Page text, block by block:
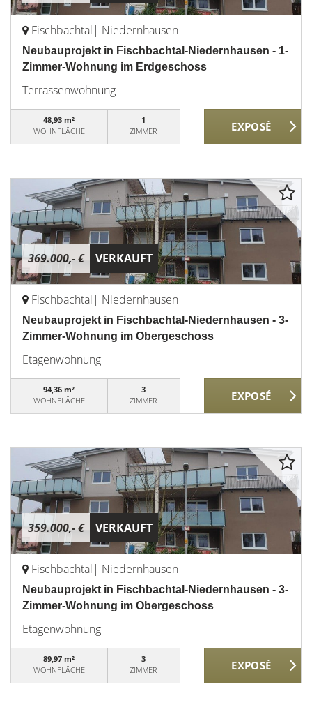
Fischbachtal| Niedernhausen
Neubauprojekt in Fischbachtal-Niedernhausen - 1-
Zimmer-Wohnung im Erdgeschoss
Terrassenwohnung
48,93 m²
WOHNFLÄCHE
1
ZIMMER
369.000,- € VERKAUFT
Fischbachtal| Niedernhausen
Neubauprojekt in Fischbachtal-Niedernhausen - 3-
Zimmer-Wohnung im Obergeschoss
Etagenwohnung
94,36 m²
WOHNFLÄCHE
3
ZIMMER
359.000,- € VERKAUFT
Fischbachtal| Niedernhausen
Neubauprojekt in Fischbachtal-Niedernhausen - 3-
Zimmer-Wohnung im Obergeschoss
Etagenwohnung
89,97 m²
WOHNFLÄCHE
3
ZIMMER